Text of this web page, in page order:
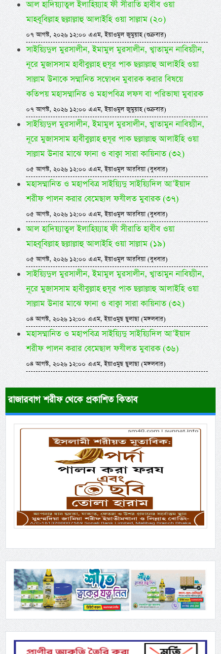
আল হাদিয়্যাতুল ইলাহিয়্যাহ ফী সীরাতি হাবীব ওয়া
মাহবূবিল্লাহ ছল্লাল্লাহু আলাইহি ওয়া সাল্লাম (২০)
০৭ আগস্ট, ২০২৬ ১২:০০ এএম, ইয়াওমুল জুমুয়াহ (শুক্রবার)
সাইয়্যিদুল মুরসালীন, ইমামুল মুরসালীন, খ্বাতামুন নাবিয়্যীন,
নূরে মুজাসসাম হাবীবুল্লাহ হুযূর পাক ছল্লাল্লাহু আলাইহি ওয়া
সাল্লাম উনাকে সম্মানিত সম্বোধন মুবারক করার বিষয়ে
কতিপয় মহাসম্মানিত ও মহাপবিত্র লফয বা পরিভাষা মুবারক
০৭ আগস্ট, ২০২৬ ১২:০০ এএম, ইয়াওমুল জুমুয়াহ (শুক্রবার)
সাইয়্যিদুল মুরসালীন, ইমামুল মুরসালীন, খ্বাতামুন নাবিয়্যীন,
নূরে মুজাসসাম হাবীবুল্লাহ হুযূর পাক ছল্লাল্লাহু আলাইহি ওয়া
সাল্লাম উনার মাঝে ফানা ও বাক্বা সারা কায়িনাত (৩২)
০৫ আগস্ট, ২০২৬ ১২:০০ এএম, ইয়াওমুল আরবিয়া (বুধবার)
মহাসম্মানিত ও মহাপবিত্র সাইয়্যিদু সাইয়্যিদিল আ’ইয়াদ
শরীফ পালন করার বেমেছাল ফযীলত মুবারক (৩৭)
০৫ আগস্ট, ২০২৬ ১২:০০ এএম, ইয়াওমুল আরবিয়া (বুধবার)
আল হাদিয়্যাতুল ইলাহিয়্যাহ ফী সীরাতি হাবীব ওয়া
মাহবূবিল্লাহ ছল্লাল্লাহু আলাইহি ওয়া সাল্লাম (১৯)
০৫ আগস্ট, ২০২৬ ১২:০০ এএম, ইয়াওমুল আরবিয়া (বুধবার)
সাইয়্যিদুল মুরসালীন, ইমামুল মুরসালীন, খ্বাতামুন নাবিয়্যীন,
নূরে মুজাসসাম হাবীবুল্লাহ হুযূর পাক ছল্লাল্লাহু আলাইহি ওয়া
সাল্লাম উনার মাঝে ফানা ও বাক্বা সারা কায়িনাত (৩২)
০৪ আগস্ট, ২০২৬ ১২:০০ এএম, ইয়াওমুছ ছুলাছা (মঙ্গলবার)
মহাসম্মানিত ও মহাপবিত্র সাইয়্যিদু সাইয়্যিদিল আ’ইয়াদ
শরীফ পালন করার বেমেছাল ফযীলত মুবারক (৩৬)
০৪ আগস্ট, ২০২৬ ১২:০০ এএম, ইয়াওমুছ ছুলাছা (মঙ্গলবার)
রাজারবাগ শরীফ থেকে প্রকাশিত কিতাব